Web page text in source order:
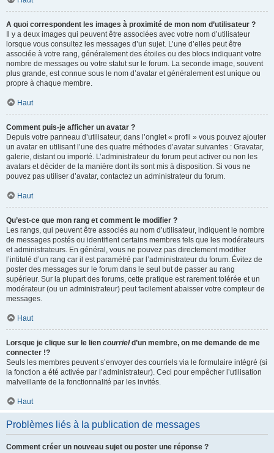
A quoi correspondent les images à proximité de mon nom d’utilisateur ?
Il y a deux images qui peuvent être associées avec votre nom d’utilisateur
lorsque vous consultez les messages d’un sujet. L’une d’elles peut être
associée à votre rang, généralement des étoiles ou des blocs indiquant votre
nombre de messages ou votre statut sur le forum. La seconde image, souvent
plus grande, est connue sous le nom d’avatar et généralement est unique ou
propre à chaque membre.
Haut
Comment puis-je afficher un avatar ?
Depuis votre panneau d’utilisateur, dans l’onglet « profil » vous pouvez ajouter
un avatar en utilisant l’une des quatre méthodes d’avatar suivantes : Gravatar,
galerie, distant ou importé. L’administrateur du forum peut activer ou non les
avatars et décider de la manière dont ils sont mis à disposition. Si vous ne
pouvez pas utiliser d’avatar, contactez un administrateur du forum.
Haut
Qu’est-ce que mon rang et comment le modifier ?
Les rangs, qui peuvent être associés au nom d’utilisateur, indiquent le nombre
de messages postés ou identifient certains membres tels que les modérateurs
et administrateurs. En général, vous ne pouvez pas directement modifier
l’intitulé d’un rang car il est paramétré par l’administrateur du forum. Évitez de
poster des messages sur le forum dans le seul but de passer au rang
supérieur. Sur la plupart des forums, cette pratique est rarement tolérée et un
modérateur (ou un administrateur) peut facilement abaisser votre compteur de
messages.
Haut
Lorsque je clique sur le lien courrield’un membre, on me demande de me
connecter !?
Seuls les membres peuvent s’envoyer des courriels via le formulaire intégré (si
la fonction a été activée par l’administrateur). Ceci pour empêcher l’utilisation
malveillante de la fonctionnalité par les invités.
Haut
Problèmes liés à la publication de messages
Comment créer un nouveau sujet ou poster une réponse ?